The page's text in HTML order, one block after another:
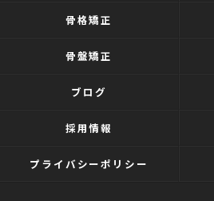
骨格矯正
骨盤矯正
ブログ
採用情報
プライバシーポリシー